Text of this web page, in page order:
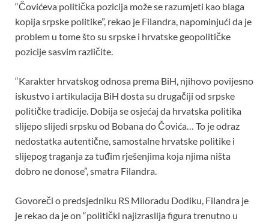
“Čovićeva politička pozicija može se razumjeti kao blaga
kopija srpske politike”, rekao je Filandra, napominjući da je
problem u tome što su srpske i hrvatske geopolitičke
pozicije sasvim različite.
“Karakter hrvatskog odnosa prema BiH, njihovo povijesno
iskustvo i artikulacija BiH dosta su drugačiji od srpske
političke tradicije. Dobija se osjećaj da hrvatska politika
slijepo slijedi srpsku od Bobana do Čovića… To je odraz
nedostatka autentične, samostalne hrvatske politike i
slijepog traganja za tuđim rješenjima koja njima ništa
dobro ne donose”, smatra Filandra.
Govoreči o predsjedniku RS Miloradu Dodiku, Filandra je
je rekao da je on “politički najizraslija figura trenutno u